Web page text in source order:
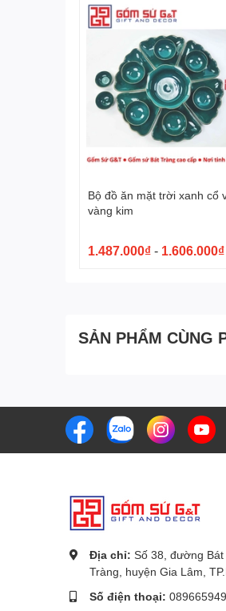
Bộ đồ ăn mặt trời xanh cổ
vàng kim
1.487.000₫ - 1.606.000₫
SẢN PHẨM CÙNG
Địa chỉ: Số 38, đường
Tràng, huyện Gia Lâm,
Số điện thoại: